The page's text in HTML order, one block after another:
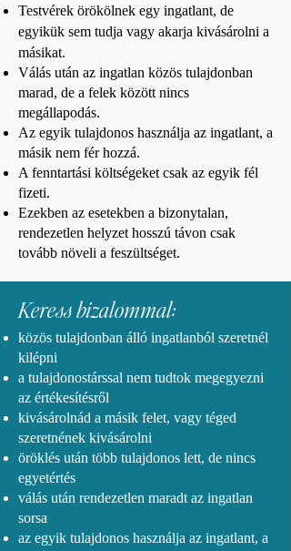
​Testvérek örökölnek egy ingatlant, de
egyikük sem tudja vagy akarja kivásárolni a
másikat.
Válás után az ingatlan közös tulajdonban
marad, de a felek között nincs
megállapodás.
Az egyik tulajdonos használja az ingatlant, a
másik nem fér hozzá.
A fenntartási költségeket csak az egyik fél
fizeti.
Ezekben az esetekben a bizonytalan,
rendezetlen helyzet hosszú távon csak
tovább növeli a feszültséget.
Keress bizalommal:
közös tulajdonban álló ingatlanból szeretnél
kilépni
a tulajdonostárssal nem tudtok megegyezni
az értékesítésről
kivásárolnád a másik felet, vagy téged
szeretnének kivásárolni
öröklés után több tulajdonos lett, de nincs
egyetértés
válás után rendezetlen maradt az ingatlan
sorsa
az egyik tulajdonos használja az ingatlant, a